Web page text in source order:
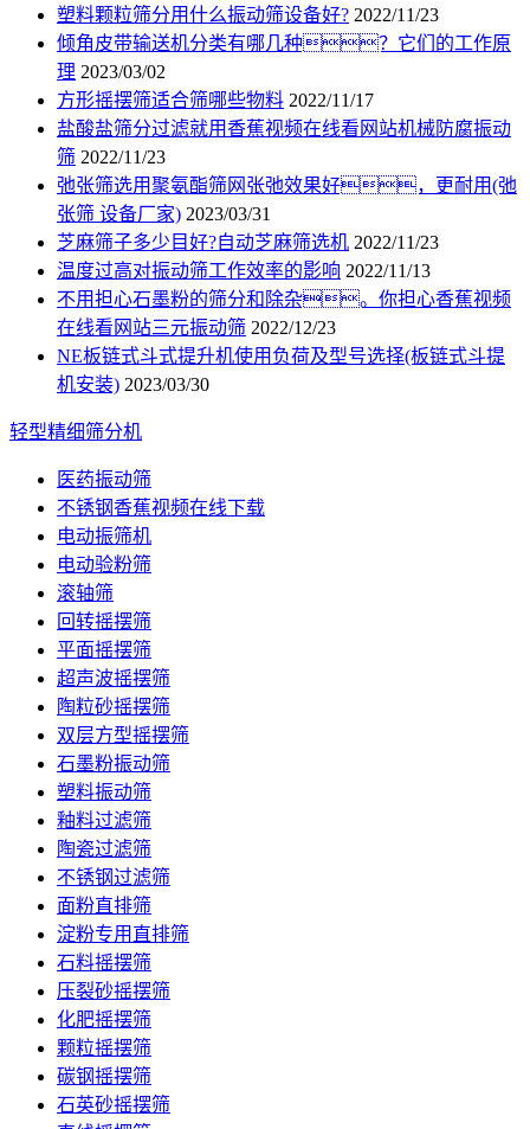
塑料颗粒筛分用什么振动筛设备好? 2022/11/23
倾角皮带输送机分类有哪几种？它们的工作原
理 2023/03/02
方形摇摆筛适合筛哪些物料 2022/11/17
盐酸盐筛分过滤就用香蕉视频在线看网站机械防腐振动
筛 2022/11/23
弛张筛选用聚氨酯筛网张弛效果好，更耐用(弛
张筛 设备厂家) 2023/03/31
芝麻筛子多少目好?自动芝麻筛选机 2022/11/23
温度过高对振动筛工作效率的影响 2022/11/13
不用担心石墨粉的筛分和除杂。你担心香蕉视频
在线看网站三元振动筛 2022/12/23
NE板链式斗式提升机使用负荷及型号选择(板链式斗提
机安装) 2023/03/30
轻型精细筛分机
医药振动筛
不锈钢香蕉视频在线下载
电动振筛机
电动验粉筛
滚轴筛
回转摇摆筛
平面摇摆筛
超声波摇摆筛
陶粒砂摇摆筛
双层方型摇摆筛
石墨粉振动筛
塑料振动筛
釉料过滤筛
陶瓷过滤筛
不锈钢过滤筛
面粉直排筛
淀粉专用直排筛
石料摇摆筛
压裂砂摇摆筛
化肥摇摆筛
颗粒摇摆筛
碳钢摇摆筛
石英砂摇摆筛